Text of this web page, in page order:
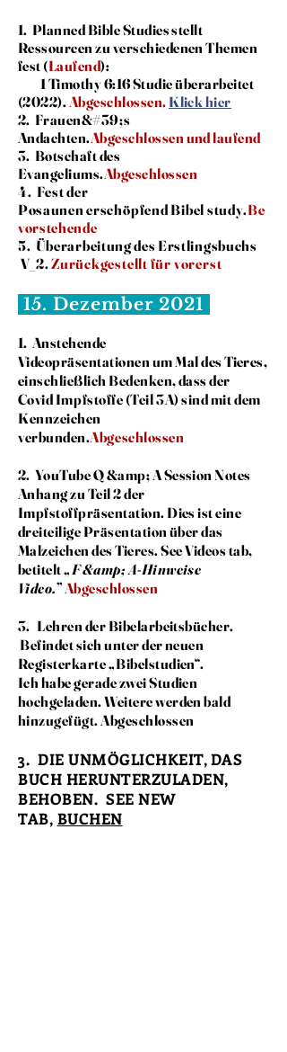
1. Planned Bible Studies stellt
Ressourcen zu verschiedenen Themen
fest (Laufend):
1 Timothy 6:16 Studie überarbeitet
(2022).Abgeschlossen. Klick hier
2. Frauen&#39;s
Andachten.Abgeschlossen und laufend
3. Botschaft des
Evangeliums.Abgeschlossen
4. Fest der
Posaunenerschöpfend Bibel study.Be
vorstehende
5. Überarbeitung des Erstlingsbuchs
V_2.Zurückgestellt für vorerst
15. Dezember 2021
1. Anstehende
VideopräsentationenumMal des Tieres,
einschließlich Bedenken, dass der
Covid Impfstoffe (Teil 3A) sind mit dem
Kennzeichen
verbunden.Abgeschlossen
2. YouTube Q &amp; A Session Notes
Anhang zu Teil 2 der
Impfstoffpräsentation. Dies ist eine
dreiteilige Präsentation über das
Malzeichen des Tieres. SeeVideos tab,
betitelt„F &amp; A-Hinweise
Video.”Abgeschlossen
3. Lehren der Bibelarbeitsbücher.
Befindet sich unter der neuen
Registerkarte „Bibelstudien“.
Ich habe gerade zwei Studien
hochgeladen. Weitere werden bald
hinzugefügt. Abgeschlossen
3.DIE UNMÖGLICHKEIT, DAS
BUCH HERUNTERZULADEN,
BEHOBEN. SEE NEW
TAB, BUCHEN